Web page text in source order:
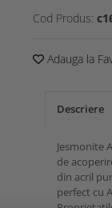
Cod Produs:
Adauga la
Descriere
Jesmonite
de
din acril
perfect cu